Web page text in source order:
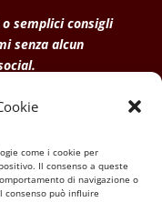
come i cookie per
Il consenso a queste
di navigazione o
può influire
semplici consigli
senza alcun